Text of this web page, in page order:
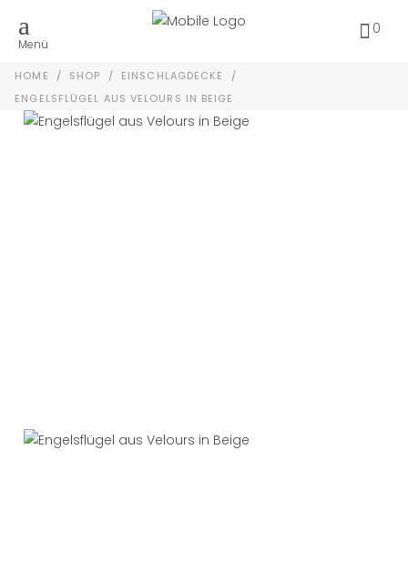
Menü
0
HOME / SHOP / EINSCHLAGDECKE
/
ENGELSFLÜGEL AUS VELOURS IN BEIGE